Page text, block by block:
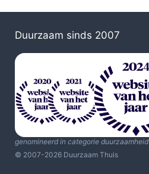
Duurzaam sinds 2007
genomineerd in categorie duurzaamheid
© 2007-2026 Duurzaam Thuis